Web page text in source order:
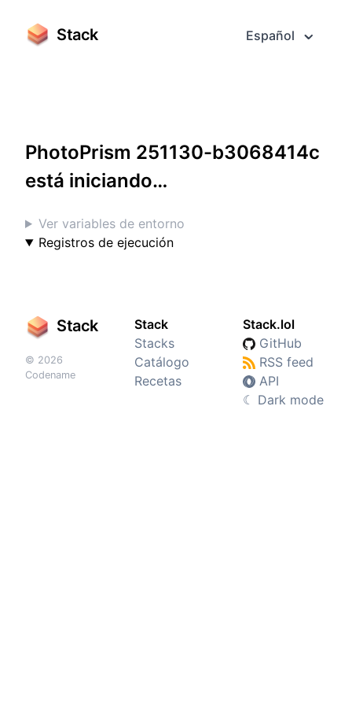
Stack Español
PhotoPrism 251130-b3068414c
está iniciando…
Ver variables de entorno
Registros de ejecución
Stack
© 2026
Codename
Stack
Stacks
Catálogo
Recetas
Stack.lol
GitHub
RSS feed
API
☾ Dark mode